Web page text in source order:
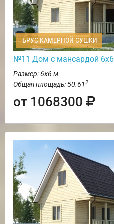
БРУС КАМЕРНОЙ СУШКИ
№11 Дом с мансардой 6х6
Размер: 6х6 м
Общая площадь: 50.612
от 1068300